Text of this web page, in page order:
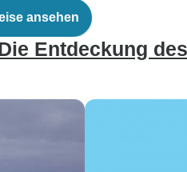
ansehen
Entdeckung